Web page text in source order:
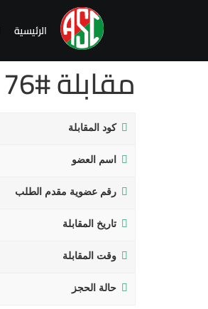
الرئيسية
مقابلة #76
كود المقابلة
اسم العضو
رقم عضوية مقدم الطلب
تاريخ المقابلة
وقت المقابلة
حالة الحجز